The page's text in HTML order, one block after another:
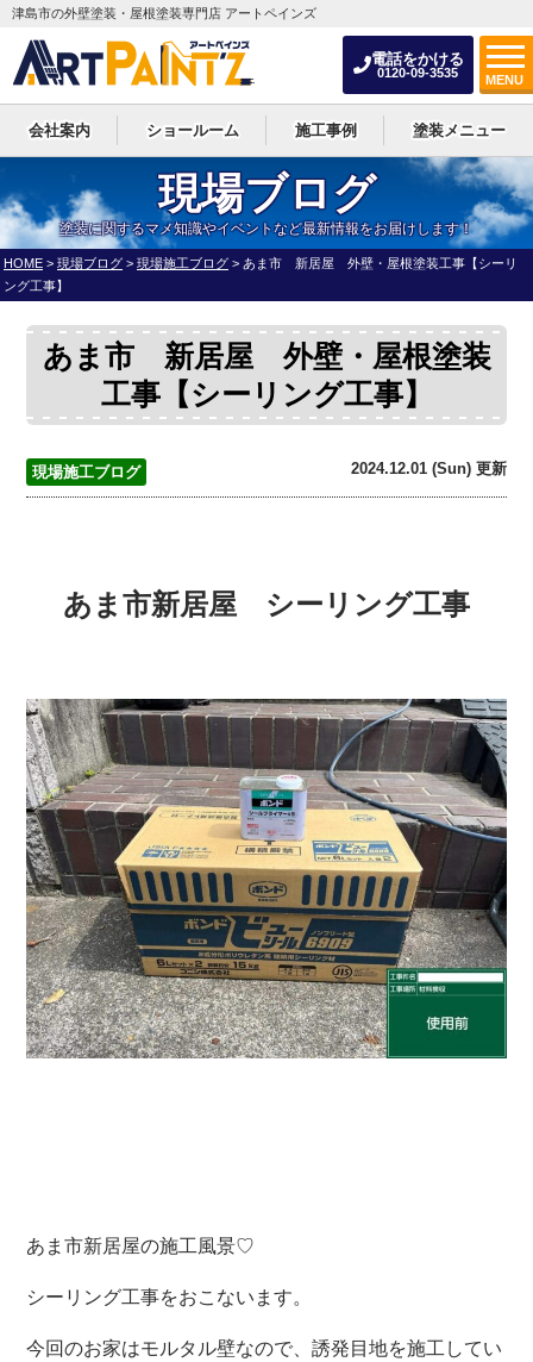
電話をかける
0120-09-3535
MENU
津島市の外壁塗装・屋根塗装専門店 アートペインズ
会社案内 ショールーム 施工事例 塗装メニュー
現場ブログ
塗装に関するマメ知識やイベントなど最新情報をお届けします！
HOME > 現場ブログ > 現場施工ブログ > あま市 新居屋 外壁・屋根塗装工事【シーリ
ング工事】
あま市 新居屋 外壁・屋根塗装
工事【シーリング工事】
現場施工ブログ 2024.12.01 (Sun) 更新
あま市新居屋 シーリング工事
あま市新居屋の施工風景♡
シーリング工事をおこないます。
今回のお家はモルタル壁なので、誘発目地を施工してい